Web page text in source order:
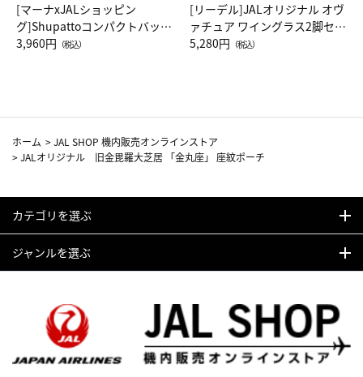
[マーナxJALショッピン
グ]Shupattoコンパクトバッグ
Drop JAL客室乗務員（LC）ス
3,960円 （税込）
[リーデル]JALオリジナル オヴ
ァチュア ワイングラス2脚セッ
ト（レッドワイン）
5,280円 （税込）
ホーム >JAL SHOP 機内販売オンラインストア
>JALオリジナル 旧金毘羅大芝居 「金丸座」 座紋ポーチ
カテゴリを選ぶ
ジャンルを選ぶ